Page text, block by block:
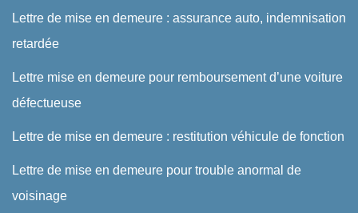
Lettre de mise en demeure : assurance auto, indemnisation
retardée
Lettre mise en demeure pour remboursement d’une voiture
défectueuse
Lettre de mise en demeure : restitution véhicule de fonction
Lettre de mise en demeure pour trouble anormal de
voisinage